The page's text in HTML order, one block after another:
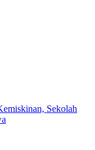
Sekolah